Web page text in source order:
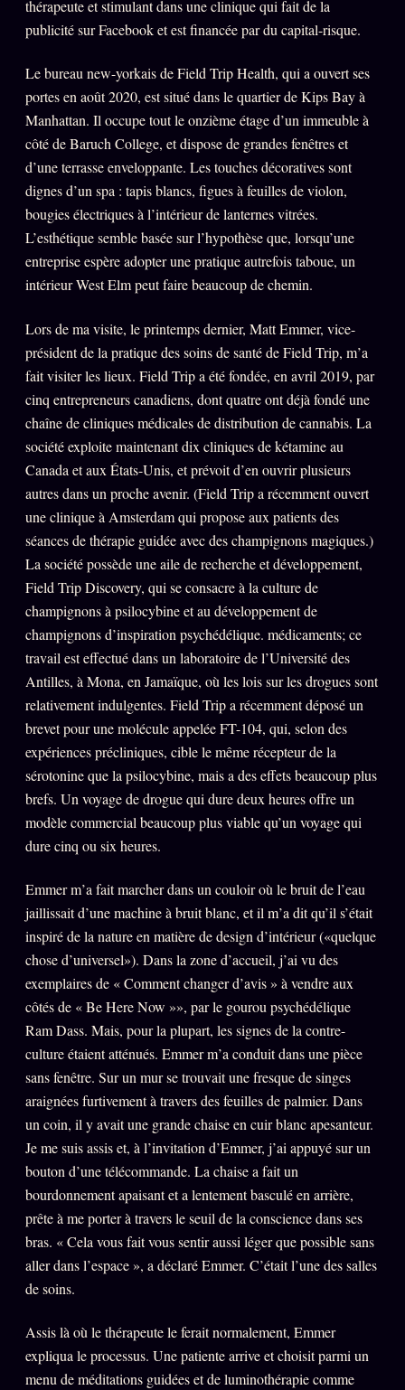
thérapeute et stimulant dans une clinique qui fait de la
publicité sur Facebook et est financée par du capital-risque.
Le bureau new-yorkais de Field Trip Health, qui a ouvert ses
portes en août 2020, est situé dans le quartier de Kips Bay à
Manhattan. Il occupe tout le onzième étage d’un immeuble à
côté de Baruch College, et dispose de grandes fenêtres et
d’une terrasse enveloppante. Les touches décoratives sont
dignes d’un spa : tapis blancs, figues à feuilles de violon,
bougies électriques à l’intérieur de lanternes vitrées.
L’esthétique semble basée sur l’hypothèse que, lorsqu’une
entreprise espère adopter une pratique autrefois taboue, un
intérieur West Elm peut faire beaucoup de chemin.
Lors de ma visite, le printemps dernier, Matt Emmer, vice-
président de la pratique des soins de santé de Field Trip, m’a
fait visiter les lieux. Field Trip a été fondée, en avril 2019, par
cinq entrepreneurs canadiens, dont quatre ont déjà fondé une
chaîne de cliniques médicales de distribution de cannabis. La
société exploite maintenant dix cliniques de kétamine au
Canada et aux États-Unis, et prévoit d’en ouvrir plusieurs
autres dans un proche avenir. (Field Trip a récemment ouvert
une clinique à Amsterdam qui propose aux patients des
séances de thérapie guidée avec des champignons magiques.)
La société possède une aile de recherche et développement,
Field Trip Discovery, qui se consacre à la culture de
champignons à psilocybine et au développement de
champignons d’inspiration psychédélique. médicaments; ce
travail est effectué dans un laboratoire de l’Université des
Antilles, à Mona, en Jamaïque, où les lois sur les drogues sont
relativement indulgentes. Field Trip a récemment déposé un
brevet pour une molécule appelée FT-104, qui, selon des
expériences précliniques, cible le même récepteur de la
sérotonine que la psilocybine, mais a des effets beaucoup plus
brefs. Un voyage de drogue qui dure deux heures offre un
modèle commercial beaucoup plus viable qu’un voyage qui
dure cinq ou six heures.
Emmer m’a fait marcher dans un couloir où le bruit de l’eau
jaillissait d’une machine à bruit blanc, et il m’a dit qu’il s’était
inspiré de la nature en matière de design d’intérieur («quelque
chose d’universel»). Dans la zone d’accueil, j’ai vu des
exemplaires de « Comment changer d’avis » à vendre aux
côtés de « Be Here Now »», par le gourou psychédélique
Ram Dass. Mais, pour la plupart, les signes de la contre-
culture étaient atténués. Emmer m’a conduit dans une pièce
sans fenêtre. Sur un mur se trouvait une fresque de singes
araignées furtivement à travers des feuilles de palmier. Dans
un coin, il y avait une grande chaise en cuir blanc apesanteur.
Je me suis assis et, à l’invitation d’Emmer, j’ai appuyé sur un
bouton d’une télécommande. La chaise a fait un
bourdonnement apaisant et a lentement basculé en arrière,
prête à me porter à travers le seuil de la conscience dans ses
bras. « Cela vous fait vous sentir aussi léger que possible sans
aller dans l’espace », a déclaré Emmer. C’était l’une des salles
de soins.
Assis là où le thérapeute le ferait normalement, Emmer
expliqua le processus. Une patiente arrive et choisit parmi un
menu de méditations guidées et de luminothérapie comme